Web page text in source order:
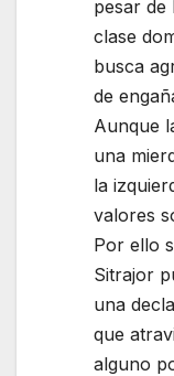
pesar de
clase
busca
de
Aunque
una
la
valores
Por ello
Sitrajor
una
que
alguno